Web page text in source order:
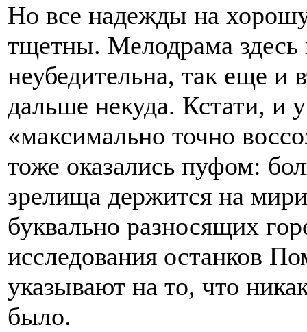
Но все надежды на
тщетны. Мелодрама здесь
неубедительна, так еще и
дальше некуда. Кстати, и
«максимально точно
тоже оказались пуфом:
зрелища держится на
буквально разносящих
исследования останков
указывают на то, что
было.